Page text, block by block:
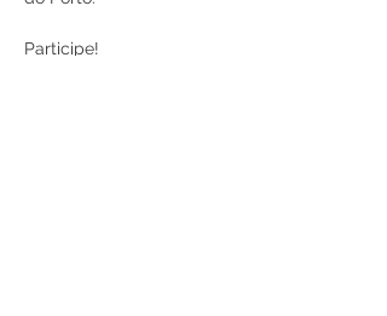
Participe!